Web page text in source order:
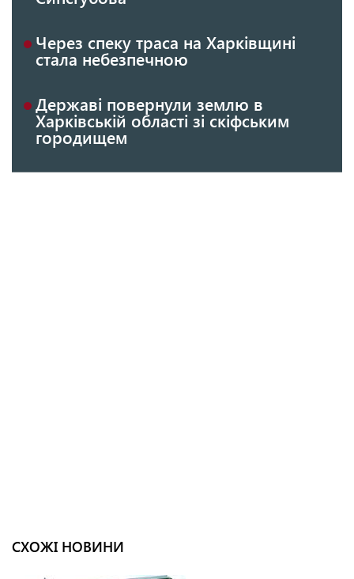
Через спеку траса на Харківщині
стала небезпечною
Державі повернули землю в
Харківській області зі скіфським
городищем
СХОЖІ НОВИНИ